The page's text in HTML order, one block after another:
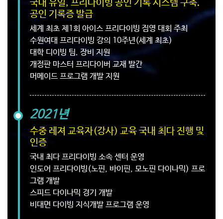
국내 유일, 프리다이빙 공인 기록 시스템 구축.
공인 기록증 발급
세계 최초 제1회 아이스 프리다이빙 짐영 대회 주최
수원여대 프리다이빙 강의 10주년(세계 최초)
대학 디이빙 팀. 장비 지원
개정판 마스터 프리다이버 교재 발간
머메이드 프로그램 개발 지원
2021년
수중 레져 교육자(강사) 교육 국내 최다 진행 및
인증
국내 최다 프리다이빙 소속 센터 운영
인도어 프리다이빙(노핀, 바이핀, 모노핀 다이나믹) 프로
그램 개발
스피드 다이나믹 경기 개발
비대면 다이빙 지식개발 프로그램 운영